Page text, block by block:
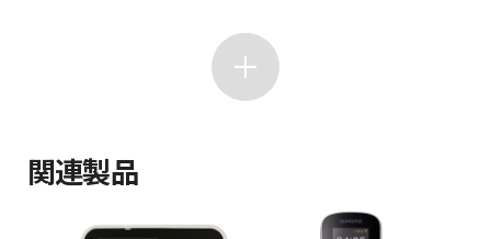
関連製品